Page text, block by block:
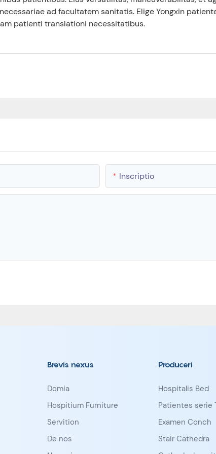
ad facultatem sanitatis. Elige Yongxin
patienti translationi necessitatibus.
Inscriptio
Brevis nexus
Domia
Hospitium Furniture
Servition
De nos
Produceri
Hospitalis Bed
Patientes serie
Examen Conch
Stair Cathedra